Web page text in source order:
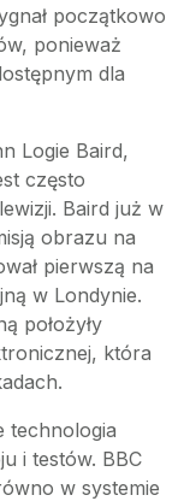
początkowo
ponieważ
dla
Logie Baird,
często
Baird już w
obrazu na
pierwszą na
w Londynie.
położyły
która
technologia
i testów. BBC
w systemie